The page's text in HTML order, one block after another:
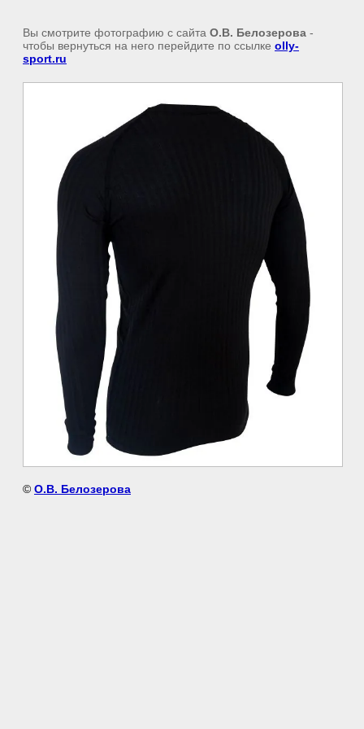
Вы смотрите фотографию с сайта О.В. Белозерова -
чтобы вернуться на него перейдите по ссылке olly-
sport.ru
© О.В. Белозерова